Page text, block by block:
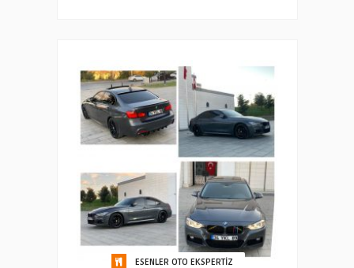
ESENLER OTO EKSPERTIZ